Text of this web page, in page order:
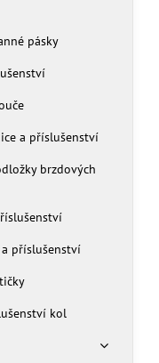
pásky
a příslušenství
brzdových
příslušenství
kol